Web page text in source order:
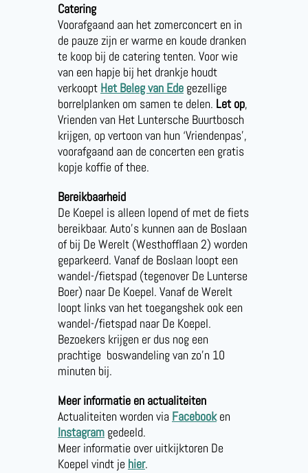
Catering
Voorafgaand aan het zomerconcert en in
de pauze zijn er warme en koude dranken
te koop bij de catering tenten. Voor wie
van een hapje bij het drankje houdt
verkoopt Het Beleg van Ede gezellige
borrelplanken om samen te delen. Let op,
Vrienden van Het Luntersche Buurtbosch
krijgen, op vertoon van hun ‘Vriendenpas’,
voorafgaand aan de concerten een gratis
kopje koffie of thee.
Bereikbaarheid
De Koepel is alleen lopend of met de fiets
bereikbaar. Auto’s kunnen aan de Boslaan
of bij De Werelt (Westhofflaan 2) worden
geparkeerd. Vanaf de Boslaan loopt een
wandel-/fietspad (tegenover De Lunterse
Boer) naar De Koepel. Vanaf de Werelt
loopt links van het toegangshek ook een
wandel-/fietspad naar De Koepel.
Bezoekers krijgen er dus nog een
prachtige boswandeling van zo’n 10
minuten bij.
Meer informatie en actualiteiten
Actualiteiten worden via Facebooken
Instagram gedeeld.
Meer informatie over uitkijktoren De
Koepel vindt je hier.